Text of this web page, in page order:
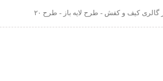
گالری کیف و کفش - طرح لایه باز - طرح ۲۰